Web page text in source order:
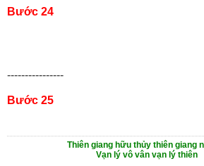
Bước 24
----------------
Bước 25
Thiên giang hữu thủy thiên giang
Vạn lý vô vân vạn lý thiên